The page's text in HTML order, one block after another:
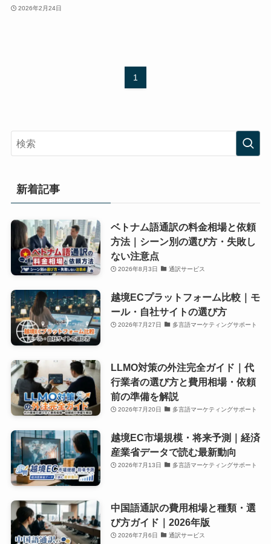
2026年2月24日
1
新着記事
ベトナム語通訳の料金相場と依頼
方法｜シーン別の選び方・失敗し
ない注意点
2026年8月3日 通訳サービス
越境ECプラットフォーム比較｜モ
ール・自社サイトの選び方
2026年7月27日 多言語マーケティングサポート
LLMO対策の外注完全ガイド｜代
行業者の選び方と費用相場・依頼
前の準備を解説
2026年7月20日 多言語マーケティングサポート
越境EC市場規模・将来予測｜経済
産業省データで読む最新動向
2026年7月13日 多言語マーケティングサポート
中国語通訳の費用相場と種類・選
び方ガイド｜2026年版
2026年7月6日 通訳サービス